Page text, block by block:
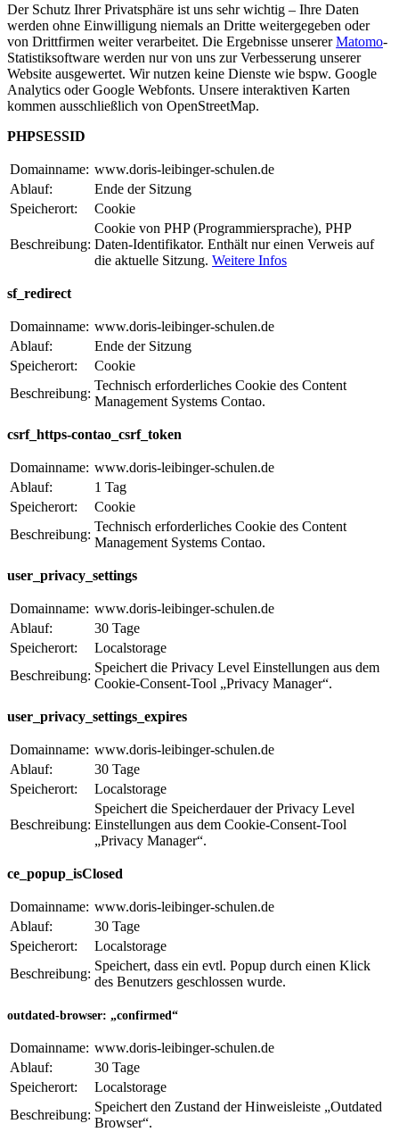
Der Schutz Ihrer Privatsphäre ist uns sehr wichtig – Ihre Daten
werden ohne Einwilligung niemals an Dritte weitergegeben oder
von Drittfirmen weiter verarbeitet. Die Ergebnisse unsererMatomo-
Statistiksoftware werden nur von uns zur Verbesserung unserer
Website ausgewertet. Wir nutzen keine Dienste wie bspw. Google
Analytics oder Google Webfonts. Unsere interaktiven Karten
kommen ausschließlich von OpenStreetMap.
PHPSESSID
Domainname: www.doris-leibinger-schulen.de
Ablauf:
Ende der Sitzung
Speicherort:
Cookie
Beschreibung:
Cookie von PHP (Programmiersprache), PHP
Daten-Identifikator. Enthält nur einen Verweis auf
die aktuelle Sitzung. Weitere Infos
sf_redirect
Domainname: www.doris-leibinger-schulen.de
Ablauf:
Ende der Sitzung
Speicherort:
Cookie
Beschreibung:
Technisch erforderliches Cookie des Content
Management Systems Contao.
csrf_https-contao_csrf_token
Domainname: www.doris-leibinger-schulen.de
Ablauf:
1 Tag
Speicherort:
Cookie
Beschreibung:
Technisch erforderliches Cookie des Content
Management Systems Contao.
user_privacy_settings
Domainname: www.doris-leibinger-schulen.de
Ablauf:
30 Tage
Speicherort:
Localstorage
Beschreibung:
Speichert die Privacy Level Einstellungen aus dem
Cookie-Consent-Tool „Privacy Manager“.
user_privacy_settings_expires
Domainname: www.doris-leibinger-schulen.de
Ablauf:
30 Tage
Speicherort:
Localstorage
Beschreibung:
Speichert die Speicherdauer der Privacy Level
Einstellungen aus dem Cookie-Consent-Tool
„Privacy Manager“.
ce_popup_isClosed
Domainname: www.doris-leibinger-schulen.de
Ablauf:
30 Tage
Speicherort:
Localstorage
Beschreibung:
Speichert, dass ein evtl. Popup durch einen Klick
des Benutzers geschlossen wurde.
outdated-browser: „confirmed“
Domainname: www.doris-leibinger-schulen.de
Ablauf:
30 Tage
Speicherort:
Localstorage
Beschreibung:
Speichert den Zustand der Hinweisleiste „Outdated
Browser“.